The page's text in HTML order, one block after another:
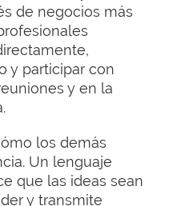
de negocios más
y participar con
y en la
los demás
Un lenguaje
que las ideas sean
y transmite